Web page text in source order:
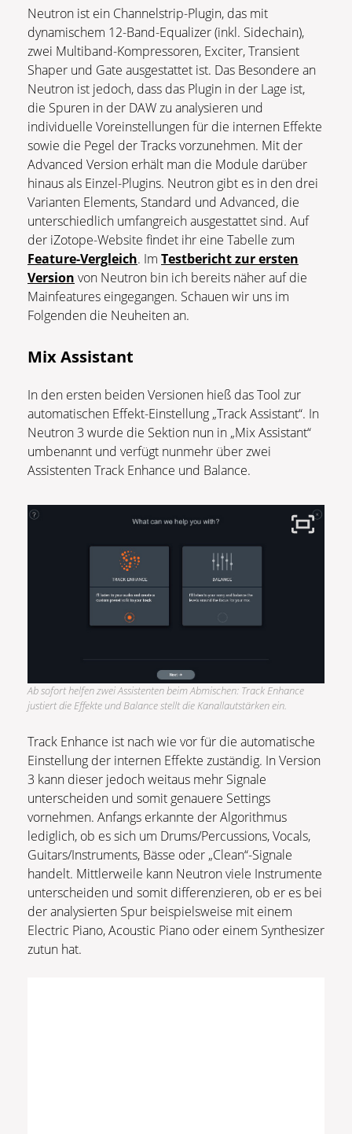
Neutron ist ein Channelstrip-Plugin, das mit
dynamischem 12-Band-Equalizer (inkl. Sidechain),
zwei Multiband-Kompressoren, Exciter, Transient
Shaper und Gate ausgestattet ist. Das Besondere an
Neutron ist jedoch, dass das Plugin in der Lage ist,
die Spuren in der DAW zu analysieren und
individuelle Voreinstellungen für die internen Effekte
sowie die Pegel der Tracks vorzunehmen. Mit der
Advanced Version erhält man die Module darüber
hinaus als Einzel-Plugins. Neutron gibt es in den drei
Varianten Elements, Standard und Advanced, die
unterschiedlich umfangreich ausgestattet sind. Auf
der iZotope-Website findet ihr eine Tabelle zum
Feature-Vergleich. Im Testbericht zur ersten
Version von Neutron bin ich bereits näher auf die
Mainfeatures eingegangen. Schauen wir uns im
Folgenden die Neuheiten an.
Mix Assistant
In den ersten beiden Versionen hieß das Tool zur
automatischen Effekt-Einstellung „Track Assistant“. In
Neutron 3 wurde die Sektion nun in „Mix Assistant“
umbenannt und verfügt nunmehr über zwei
Assistenten Track Enhance und Balance.
Ab sofort helfen zwei Assistenten beim Abmischen: Track Enhance
justiert die Effekte und Balance stellt die Kanallautstärken ein.
Track Enhance ist nach wie vor für die automatische
Einstellung der internen Effekte zuständig. In Version
3 kann dieser jedoch weitaus mehr Signale
unterscheiden und somit genauere Settings
vornehmen. Anfangs erkannte der Algorithmus
lediglich, ob es sich um Drums/Percussions, Vocals,
Guitars/Instruments, Bässe oder „Clean“-Signale
handelt. Mittlerweile kann Neutron viele Instrumente
unterscheiden und somit differenzieren, ob er es bei
der analysierten Spur beispielsweise mit einem
Electric Piano, Acoustic Piano oder einem Synthesizer
zutun hat.